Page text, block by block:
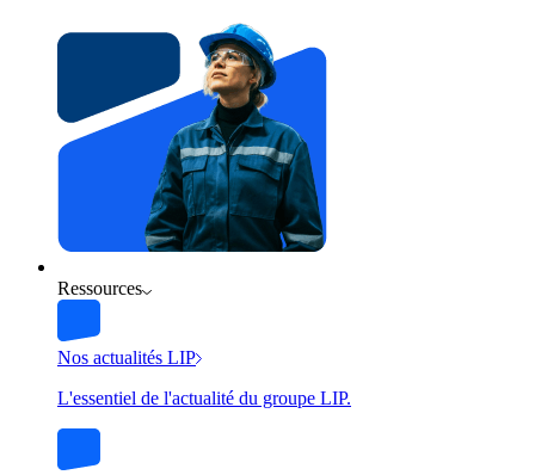
Ressources
Nos actualités LIP
L'essentiel de l'actualité du groupe LIP.